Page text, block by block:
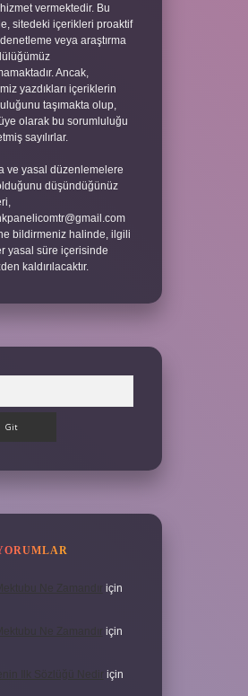
vermektedir. Bu
sitedeki içerikleri proaktif
veya araştırma
Ancak,
yazdıkları içeriklerin
taşımakta olup,
olarak bu sorumluluğu
sayılırlar.
ve yasal düzenlemelere
düşündüğünüz
bildirmeniz halinde, ilgili
yasal süre içerisinde
kaldırılacaktır.
Ne Zamandır için
Ne Zamandır için
Ilk Sözlüğü Nedir için